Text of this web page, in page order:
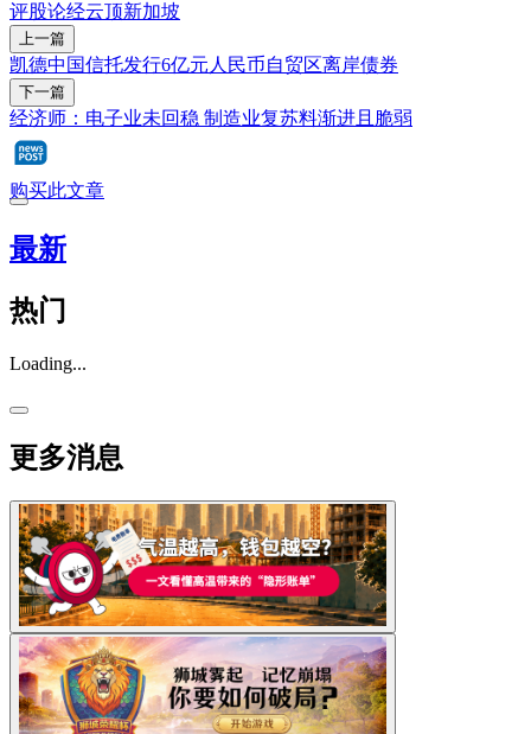
评股论经云顶新加坡
上一篇
凯德中国信托发行6亿元人民币自贸区离岸债券
下一篇
经济师：电子业未回稳 制造业复苏料渐进且脆弱
购买此文章
最新
热门
Loading...
更多消息